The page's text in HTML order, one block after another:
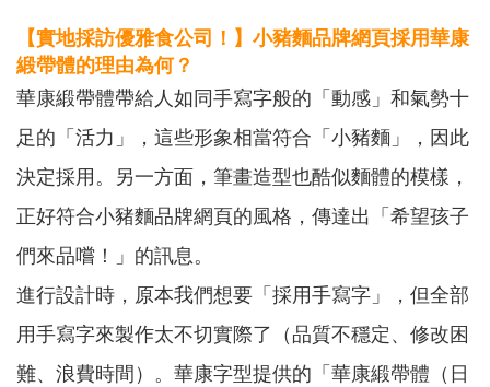
【實地採訪優雅食公司！】小豬麵品牌網頁採用華康
緞帶體的理由為何？
華康緞帶體帶給人如同手寫字般的「動感」和氣勢十
足的「活力」，這些形象相當符合「小豬麵」，因此
決定採用。另一方面，筆畫造型也酷似麵體的模樣，
正好符合小豬麵品牌網頁的風格，傳達出「希望孩子
們來品嚐！」的訊息。
進行設計時，原本我們想要「採用手寫字」，但全部
用手寫字來製作太不切實際了（品質不穩定、修改困
難、浪費時間）。華康字型提供的「華康緞帶體（日